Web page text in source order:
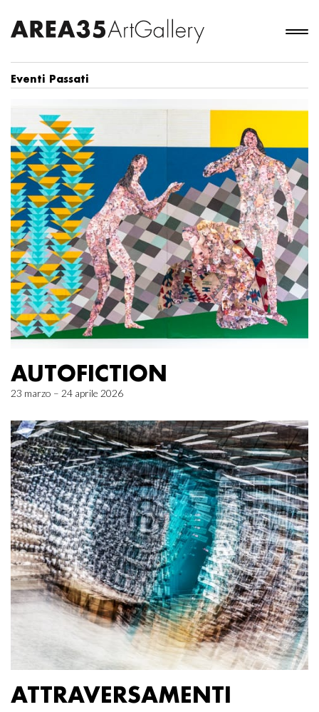
Eventi Passati
AUTOFICTION
23 marzo – 24 aprile 2026
ATTRAVERSAMENTI